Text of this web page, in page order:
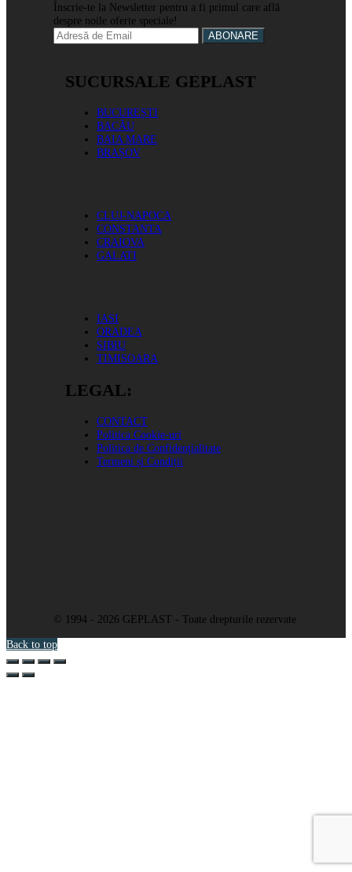
Înscrie-te la Newsletter pentru a fi primul care află
despre noile oferte speciale!
ABONARE
SUCURSALE GEPLAST
BUCUREȘTI
BACĂU
BAIA MARE
BRAȘOV
CLUJ-NAPOCA
CONSTANTA
CRAIOVA
GALATI
IASI
ORADEA
SIBIU
TIMISOARA
LEGAL:
CONTACT
Politica Cookie-uri
Politica de Confidențialitate
Termeni și Condiții
© 1994 - 2026 GEPLAST - Toate drepturile rezervate
Back to top